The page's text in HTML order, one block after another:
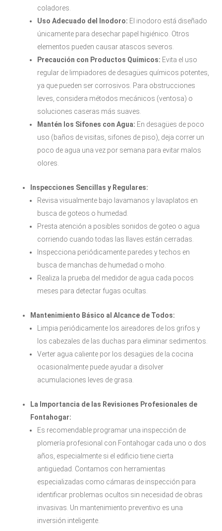
coladores.
Uso Adecuado del Inodoro: El inodoro está diseñado
únicamente para desechar papel higiénico. Otros
elementos pueden causar atascos severos.
Precaución con Productos Químicos: Evita el uso
regular de limpiadores de desagües químicos potentes,
ya que pueden ser corrosivos. Para obstrucciones
leves, considera métodos mecánicos (ventosa) o
soluciones caseras más suaves.
Mantén los Sifones con Agua: En desagües de poco
uso (baños de visitas, sifones de piso), deja correr un
poco de agua una vez por semana para evitar malos
olores.
Inspecciones Sencillas y Regulares:
Revisa visualmente bajo lavamanos y lavaplatos en
busca de goteos o humedad.
Presta atención a posibles sonidos de goteo o agua
corriendo cuando todas las llaves están cerradas.
Inspecciona periódicamente paredes y techos en
busca de manchas de humedad o moho.
Realiza la prueba del medidor de agua cada pocos
meses para detectar fugas ocultas.
Mantenimiento Básico al Alcance de Todos:
Limpia periódicamente los aireadores de los grifos y
los cabezales de las duchas para eliminar sedimentos.
Verter agua caliente por los desagües de la cocina
ocasionalmente puede ayudar a disolver
acumulaciones leves de grasa.
La Importancia de las Revisiones Profesionales de
Fontahogar:
Es recomendable programar una inspección de
plomería profesional con Fontahogar cada uno o dos
años, especialmente si el edificio tiene cierta
antigüedad. Contamos con herramientas
especializadas como cámaras de inspección para
identificar problemas ocultos sin necesidad de obras
invasivas. Un mantenimiento preventivo es una
inversión inteligente.